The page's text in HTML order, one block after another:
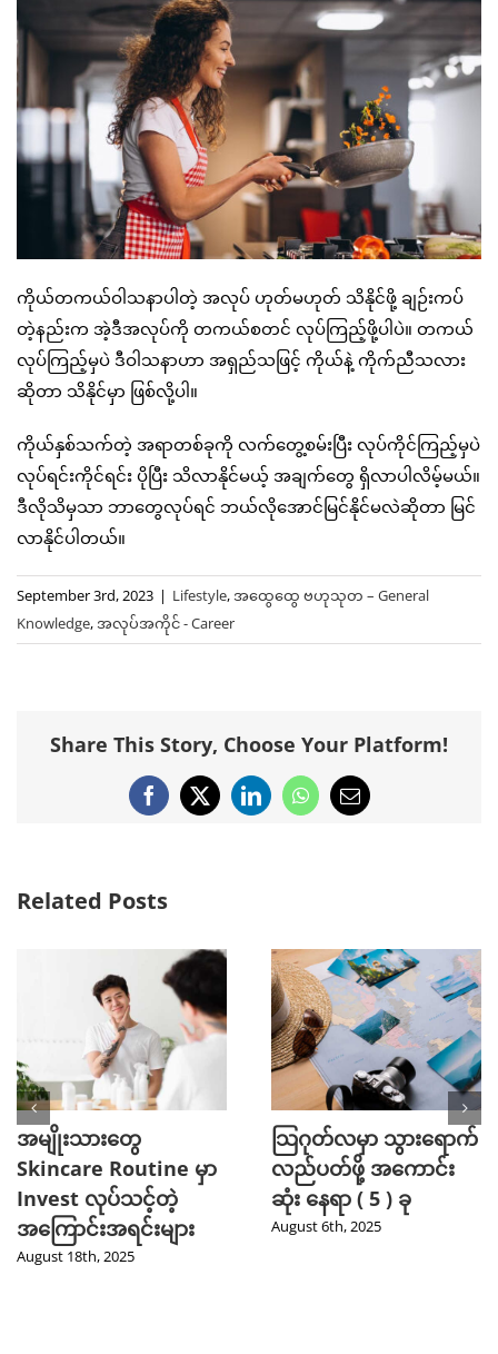
ကိုယ်တကယ်ဝါသနာပါတဲ့ အလုပ် ဟုတ်မဟုတ် သိနိုင်ဖို့ ချဉ်းကပ်
တဲ့နည်းက အဲ့ဒီအလုပ်ကို တကယ်စတင် လုပ်ကြည့်ဖို့ပါပဲ။ တကယ်
လုပ်ကြည့်မှပဲ ဒီဝါသနာဟာ အရှည်သဖြင့် ကိုယ်နဲ့ ကိုက်ညီသလား
ဆိုတာ သိနိုင်မှာ ဖြစ်လို့ပါ။
ကိုယ်နှစ်သက်တဲ့ အရာတစ်ခုကို လက်တွေ့စမ်းပြီး လုပ်ကိုင်ကြည့်မှပဲ
လုပ်ရင်းကိုင်ရင်း ပိုပြီး သိလာနိုင်မယ့် အချက်တွေ ရှိလာပါလိမ့်မယ်။
ဒီလိုသိမှသာ ဘာတွေလုပ်ရင် ဘယ်လိုအောင်မြင်နိုင်မလဲဆိုတာ မြင်
လာနိုင်ပါတယ်။
September 3rd, 2023 | Lifestyle,အထွေထွေ ဗဟုသုတ – General
Knowledge,အလုပ်အကိုင် - Career
Share This Story, Choose Your Platform!
Facebook
X LinkedInWhatsApp
Email
Related Posts
အမျိုးသားတွေ
Skincare Routine မှာ
Invest လုပ်သင့်တဲ့
အကြောင်းအရင်းများ
August 18th, 2025
သြဂုတ်လမှာ သွားရောက်
လည်ပတ်ဖို့ အကောင်း
ဆုံး နေရာ ( 5 ) ခု
August 6th, 2025